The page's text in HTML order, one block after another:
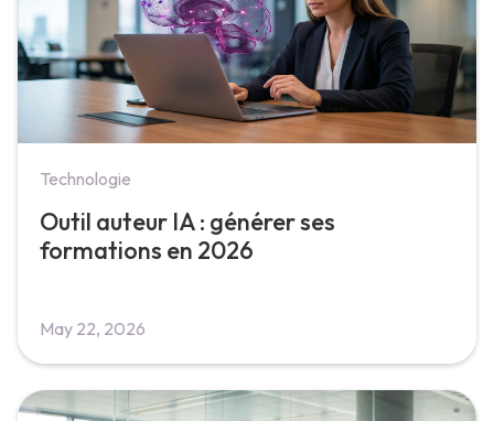
Technologie
Outil auteur IA : générer ses
formations en 2026
May 22, 2026